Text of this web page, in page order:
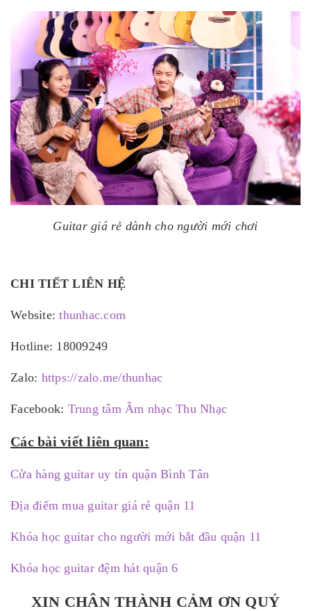
Guitar giá rẻ dành cho người mới chơi
CHI TIẾT LIÊN HỆ
Website:thunhac.com
Hotline: 18009249
Zalo: https://zalo.me/thunhac
Facebook: Trung tâm Âm nhạc Thu Nhạc
Các bài viết liên quan:
Cửa hàng guitar uy tín quận Bình Tân
Địa điểm mua guitar giá rẻ quận 11
Khóa học guitar cho người mới bắt đầu quận 11
Khóa học guitar đệm hát quận 6
XIN CHÂN THÀNH CẢM ƠN QUÝ